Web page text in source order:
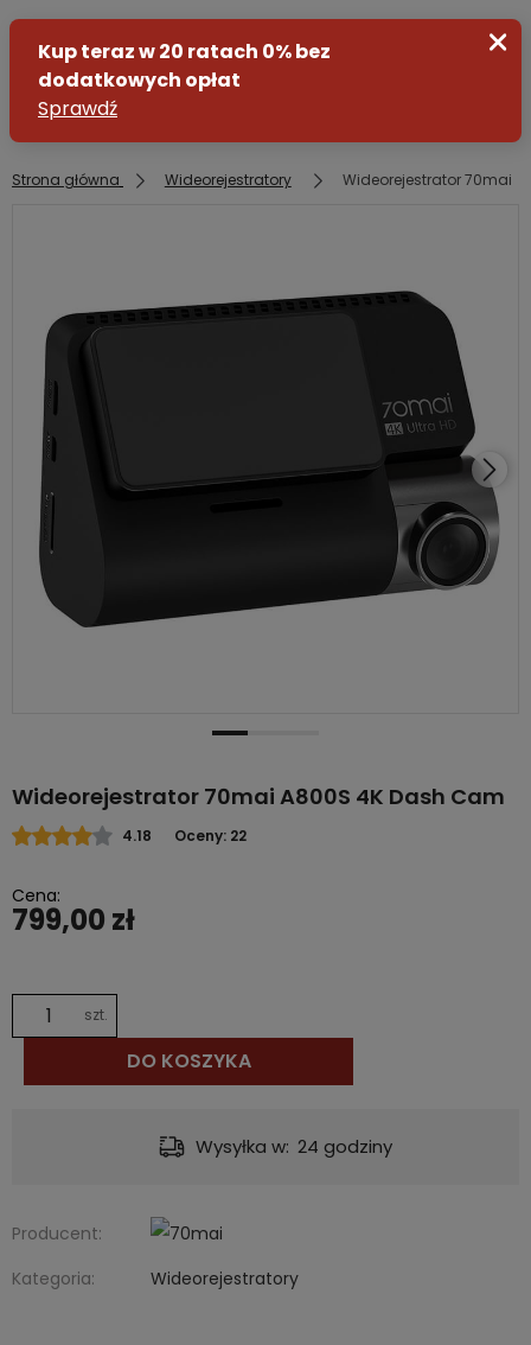
Strona główna Wideorejestratory Wideorejestrator 70mai
Wideorejestrator 70mai A800S 4K Dash Cam
4.18 Oceny: 22
Cena:
799,00 zł
szt.
DO KOSZYKA
Dostawa: od 12,00 zł- InPost Paczkomat® 24/7
Producent:
Kategoria:
Wideorejestratory